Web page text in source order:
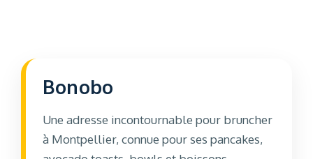
Bonobo
Une adresse incontournable pour bruncher
à Montpellier, connue pour ses pancakes,